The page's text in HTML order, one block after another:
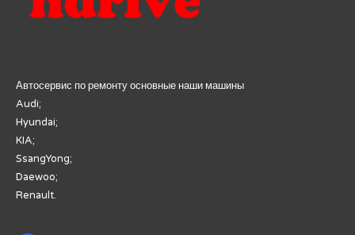
Автосервис по ремонту основные наши машины
Audi;
Hyundai;
KIA;
SsangYong;
Daewoo;
Renault.